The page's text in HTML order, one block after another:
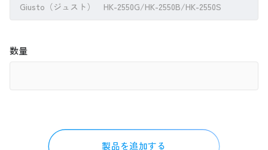
Giusto（ジュスト） HK-2550G/HK-2550B/HK-2550S
数量
製品を追加する